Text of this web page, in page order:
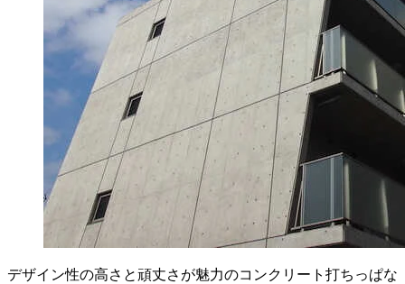
デザイン性の高さと頑丈さが魅力のコンクリート打ちっぱな